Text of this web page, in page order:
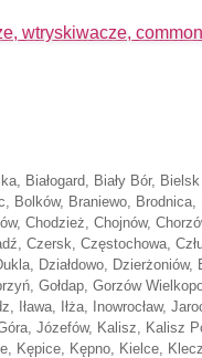
wtryskiwacze, common
Białogard, Biały Bór,
Bolków, Braniewo,
Chodzież, Chojnów,
Czersk, Częstochowa,
Działdowo, Dzierżoniów,
Gołdap, Gorzów
Iłża, Inowrocław,
Józefów, Kalisz, Kalisz
Kępice, Kępno, Kielce,